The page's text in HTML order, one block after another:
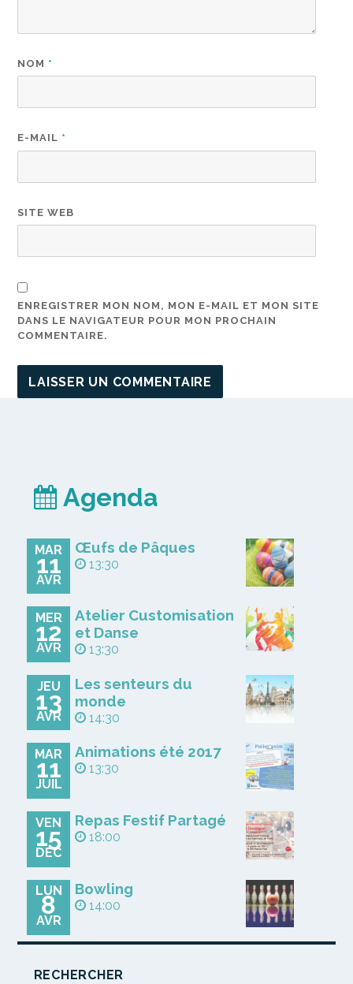
NOM *
E-MAIL *
SITE WEB
ENREGISTRER MON NOM, MON E-MAIL ET MON SITE
DANS LE NAVIGATEUR POUR MON PROCHAIN
COMMENTAIRE.
Agenda
MAR
11
AVR
Œufs de Pâques
13:30
MER
12
AVR
Atelier Customisation
et Danse
13:30
JEU
13
AVR
Les senteurs du
monde
14:30
MAR
11
JUIL
Animations été 2017
13:30
VEN
15
DÉC
Repas Festif Partagé
18:00
LUN
8
AVR
Bowling
14:00
RECHERCHER